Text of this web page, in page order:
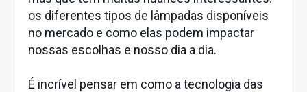
os diferentes tipos de lâmpadas disponíveis
no mercado e como elas podem impactar
nossas escolhas e nosso dia a dia.
É incrível pensar em como a tecnologia das